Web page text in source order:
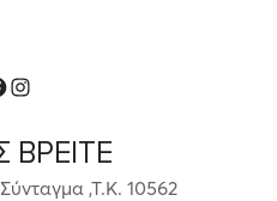
,Τ.Κ. 10562
Instagram